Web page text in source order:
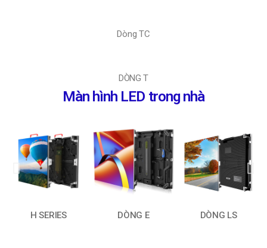
Dòng TC
DÒNG T
Màn hình LED trong nhà
H SERIES DÒNG E DÒNG LS